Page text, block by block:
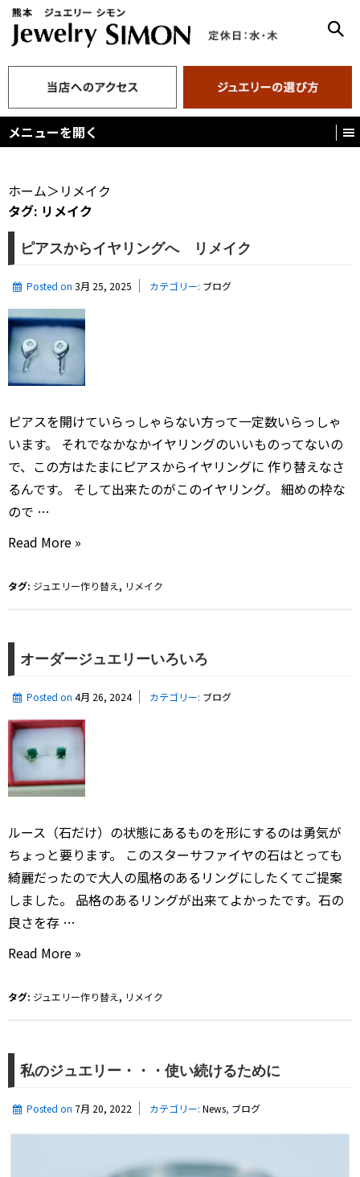
メニューを開く
ホーム＞ リメイク
タグ: リメイク
ピアスからイヤリングへ リメイク
Posted on 3月 25, 2025 カテゴリー: ブログ
ピアスを開けていらっしゃらない方って一定数いらっしゃ
います。 それでなかなかイヤリングのいいものってないの
で、この方はたまにピアスからイヤリングに 作り替えなさ
るんです。 そして出来たのがこのイヤリング。 細めの枠な
ので …
ピ
ス
ヤ
リ
ン
グ
へ
リ
イ
ク
Read More »
タグ: ジュエリー作り替え , リメイク
オーダージュエリーいろいろ
Posted on 4月 26, 2024 カテゴリー: ブログ
ルース（石だけ）の状態にあるものを形にするのは勇気が
ちょっと要ります。 このスターサファイヤの石はとっても
綺麗だったので大人の風格のあるリングにしたくてご提案
しました。 品格のあるリングが出来てよかったです。石の
良さを存 …
オ
ダ
エ
リ
ー
Read More »
タグ: ジュエリー作り替え, リメイク
私のジュエリー・・・使い続けるために
Posted on 7月 20, 2022 カテゴリー: News, ブログ